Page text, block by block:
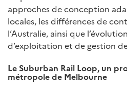
approches de conception
locales, les différences de
l’Australie, ainsi que
d’exploitation et de gestion
Le Suburban Rail Loop, un
métropole de Melbourne